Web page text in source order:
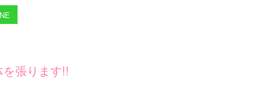
張ります!!